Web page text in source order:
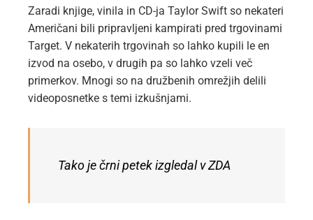
Zaradi knjige, vinila in CD-ja Taylor Swift so nekateri
Američani bili pripravljeni kampirati pred trgovinami
Target. V nekaterih trgovinah so lahko kupili le en
izvod na osebo, v drugih pa so lahko vzeli več
primerkov. Mnogi so na družbenih omrežjih delili
videoposnetke s temi izkušnjami.
Tako je črni petek izgledal v ZDA